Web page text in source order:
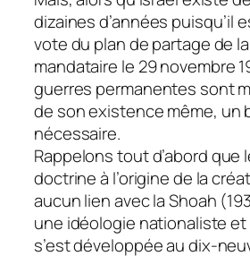
dizaines d’années puisqu’il
vote du plan de partage de
mandataire le 29 novembre
guerres permanentes sont
de son existence même, un
nécessaire.
Rappelons tout d’abord que
doctrine à l’origine de la
aucun lien avec la Shoah
une idéologie nationaliste
s’est développée au dix-